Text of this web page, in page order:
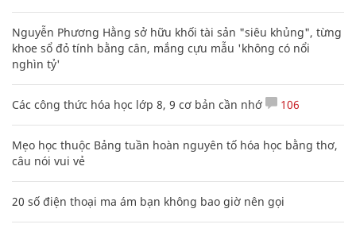
Nguyễn Phương Hằng sở hữu khối tài sản "siêu khủng", từng
khoe sổ đỏ tính bằng cân, mắng cựu mẫu 'không có nổi
nghìn tỷ'
Các công thức hóa học lớp 8, 9 cơ bản cần nhớ 106
Mẹo học thuộc Bảng tuần hoàn nguyên tố hóa học bằng thơ,
câu nói vui vẻ
20 số điện thoại ma ám bạn không bao giờ nên gọi